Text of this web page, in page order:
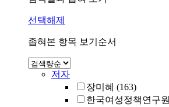
선택해제
좁혀본 항목 보기순서
저자
장미혜 (163)
한국여성정책연구원